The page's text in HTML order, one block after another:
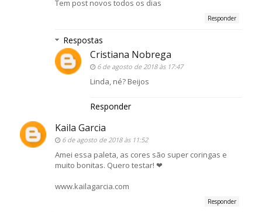
Tem post novos todos os dias
Responder
Respostas
Cristiana Nobrega
6 de agosto de 2018 às 17:47
Linda, né? Beijos
Responder
Kaila Garcia
6 de agosto de 2018 às 11:52
Amei essa paleta, as cores são super coringas e
muito bonitas. Quero testar! ❤
www.kailagarcia.com
Responder